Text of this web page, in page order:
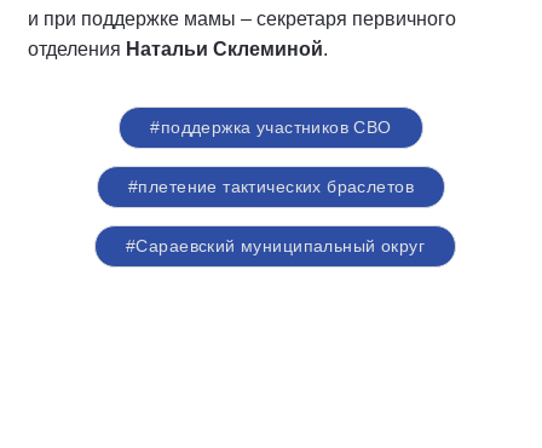
и при поддержке мамы – секретаря первичного
отделения Натальи Склеминой.
#поддержка участников СВО
#плетение тактических браслетов
#Сараевский муниципальный округ